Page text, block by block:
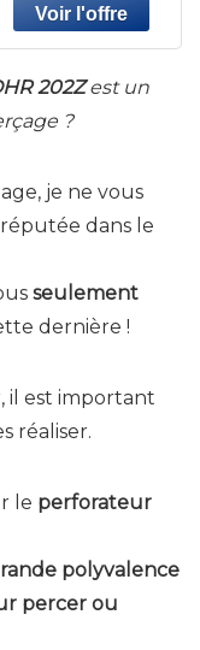
202Zest un
?
je ne vous
dans le
seulement
dernière !
il est important
réaliser.
le perforateur
polyvalence
percer ou